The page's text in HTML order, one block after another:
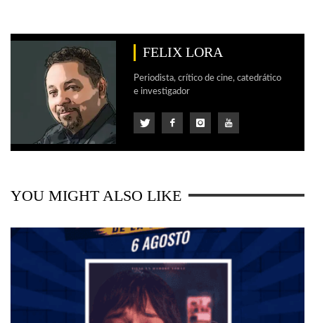
FELIX LORA
Periodista, crítico de cine, catedrático
e investigador
YOU MIGHT ALSO LIKE